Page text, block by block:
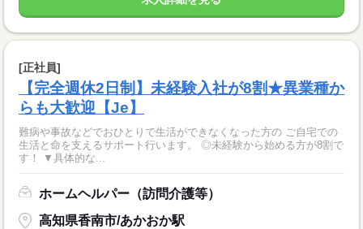
[正社員]
【完全週休2日制】未経験入社が8割★異業種か
らも大歓迎【Je】
難病や事故などでおひとりで生活ができなくなった方の ご自宅での
生活と命を支えるサポート行います。 ◎未経験から始める方が8割で
す！ ▼具体的な...
ホームヘルパー（訪問介護等）
高知県香南市/あかおか駅